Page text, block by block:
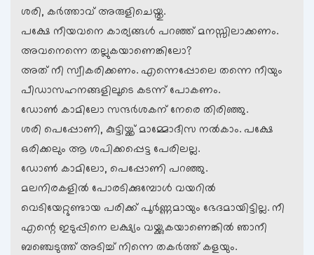
ശരി, കര്‍ത്താവ് അരുളിചെയ്തു.
പക്ഷേ നീയവനെ കാര്യങ്ങള്‍ പറഞ്ഞ് മനസ്സിലാക്കണം.
അവനെന്നെ തല്ലുകയാണെങ്കിലോ?
അത് നീ സ്വീകരിക്കണം. എന്നെപ്പോലെ തന്നെ നീയും
പീ‍ഡാസഹനങ്ങളിലൂടെ കടന്ന് പോകണം.
ഡോണ്‍ കാമിലോ സന്ദര്‍ശകന് നേരെ തിരിഞ്ഞു.
ശരി പെപ്പോണി, കുട്ടിയ്ക്ക് മാമ്മോദീസ നല്‍കാം. പക്ഷേ
ഒരിക്കലും ആ ശപിക്കപ്പെട്ട പേരിലല്ല.
ഡോണ്‍ കാമിലോ, പെപ്പോണി പറഞ്ഞു.
മലനിരകളില്‍ പോരടിക്കുമ്പോള്‍ വയറില്‍
വെടിയേറ്റുണ്ടായ പരിക്ക് പൂര്‍ണ്ണമായും ഭേദമായിട്ടില്ല. നീ
എന്റെ ഇടുപ്പിനെ ലക്ഷ്യം വയ്ക്കുകയാണെങ്കില്‍ ഞാനീ
ബഞ്ചെടുത്ത് അടിച്ച് നിന്നെ തകര്‍ത്ത് കളയും.